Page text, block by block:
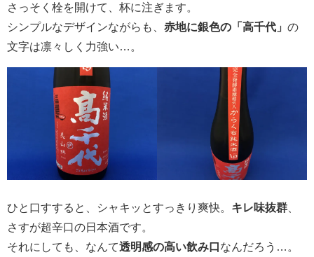
さっそく栓を開けて、杯に注ぎます。
シンプルなデザインながらも、 赤地に銀色の「高千代」 の
文字は凛々しく力強い…。
ひと口すすると、シャキッとすっきり爽快。 キレ味抜群
さすが超辛口の日本酒です。
それにしても、なんて透明感の高い飲み口 なんだろう…。